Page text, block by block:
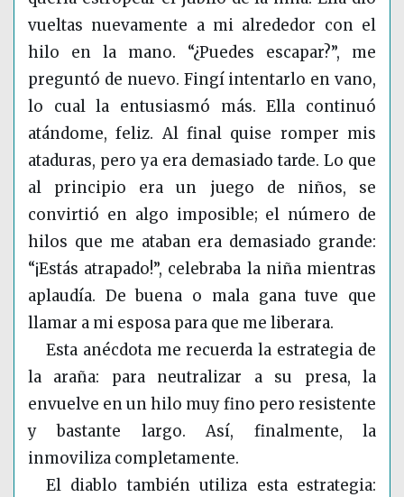
vueltas nuevamente a mi alrededor con el
hilo en la mano. “¿Puedes escapar?”, me
preguntó de nuevo. Fingí intentarlo en vano,
lo cual la entusiasmó más. Ella continuó
atándome, feliz. Al final quise romper mis
ataduras, pero ya era demasiado tarde. Lo que
al principio era un juego de niños, se
convirtió en algo imposible; el número de
hilos que me ataban era demasiado grande:
“¡Estás atrapado!”, celebraba la niña mientras
aplaudía. De buena o mala gana tuve que
llamar a mi esposa para que me liberara.
Esta anécdota me recuerda la estrategia de
la araña: para neutralizar a su presa, la
envuelve en un hilo muy fino pero resistente
y bastante largo. Así, finalmente, la
inmoviliza completamente.
El diablo también utiliza esta estrategia: